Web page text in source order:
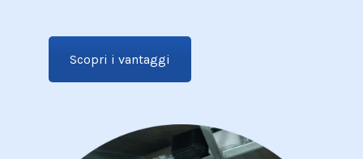
Scopri i vantaggi